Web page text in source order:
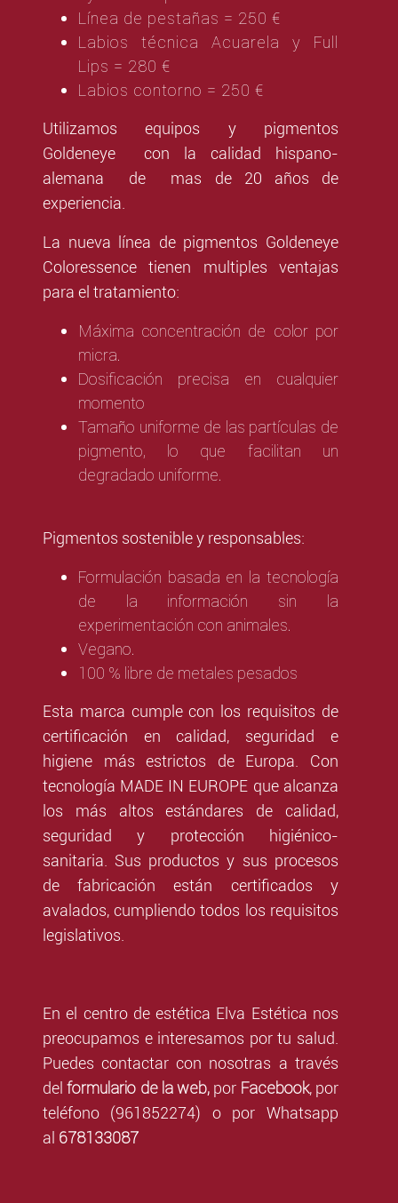
Línea de pestañas = 250 €
Labios técnica Acuarela y Full
Lips = 280 €
Labios contorno = 250 €
Utilizamos equipos y pigmentos
Goldeneye con la calidad hispano-
alemana de mas de 20 años de
experiencia.
La nueva línea de pigmentos Goldeneye
Coloressence tienen multiples ventajas
para el tratamiento:
Máxima concentración de color por
micra.
Dosificación precisa en cualquier
momento
Tamaño uniforme de las partículas de
pigmento, lo que facilitan un
degradado uniforme.
Pigmentos sostenible y responsables:
Formulación basada en la tecnología
de la información sin la
experimentación con animales.
Vegano.
100 % libre de metales pesados
Esta marca cumple con los requisitos de
certificación en calidad, seguridad e
higiene más estrictos de Europa. Con
tecnología MADE IN EUROPE que alcanza
los más altos estándares de calidad,
seguridad y protección higiénico-
sanitaria. Sus productos y sus procesos
de fabricación están certificados y
avalados, cumpliendo todos los requisitos
legislativos.
En el centro de estética Elva Estética nos
preocupamos e interesamos por tu salud.
Puedes contactar con nosotras a través
del formulario de la web, por Facebook, por
teléfono (961852274) o por Whatsapp
al 678133087